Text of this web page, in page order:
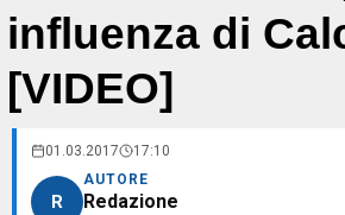
influenza di
[VIDEO]
01.03.2017 17:10
R
AUTORE
Redazione